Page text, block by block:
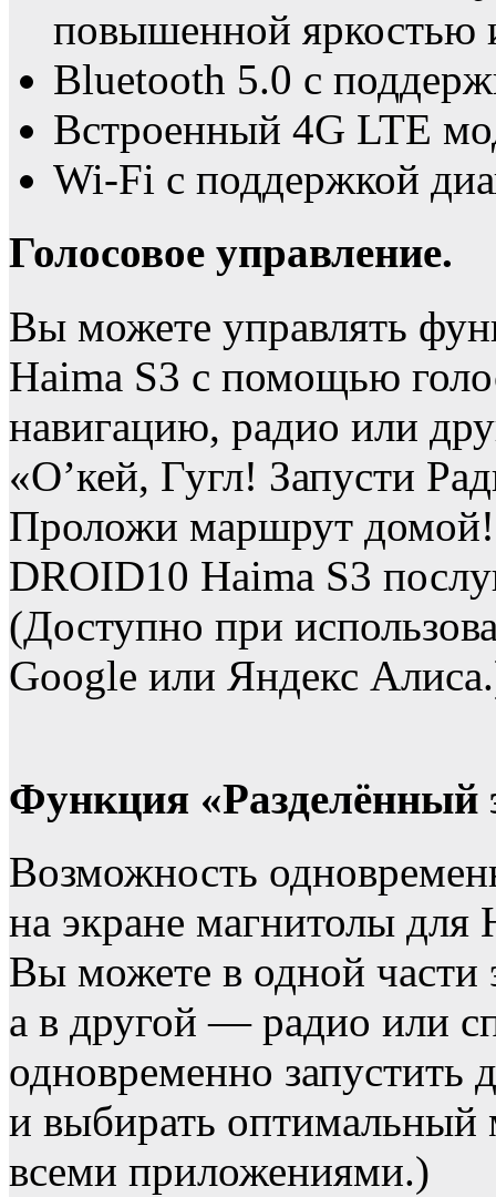
повышенной яркостью
Bluetooth 5.0 с
Встроенный 4G LTE
Wi-Fi с поддержкой
Голосовое управление.
Вы можете управлять
Haima S3 с помощью
навигацию, радио или
«О’кей, Гугл! Запусти
Проложи маршрут
DROID10 Haima S3
(Доступно при
Google или Яндекс
Функция «Разделённый
Возможность
на экране магнитолы для
Вы можете в одной части
а в другой — радио или
одновременно
и выбирать оптимальный
всеми приложениями.)